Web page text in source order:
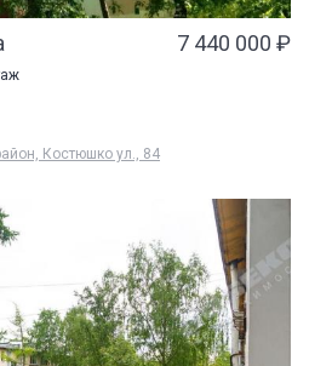
7 440 000 ₽
Костюшко ул., 84